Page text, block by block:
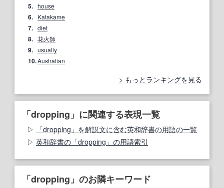
5. house
6. Katakame
7. diet
8. 花火師
9. usually
10.Australian
もっとランキングを見る
「dropping」に関連する表現一覧
「dropping」を解説文に含む英和辞書の用語の一覧
英和辞書の「dropping」の用語索引
「dropping」のお隣キーワード